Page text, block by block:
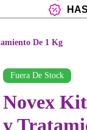
De 1 Kg
Fuera De Stock
Novex
y